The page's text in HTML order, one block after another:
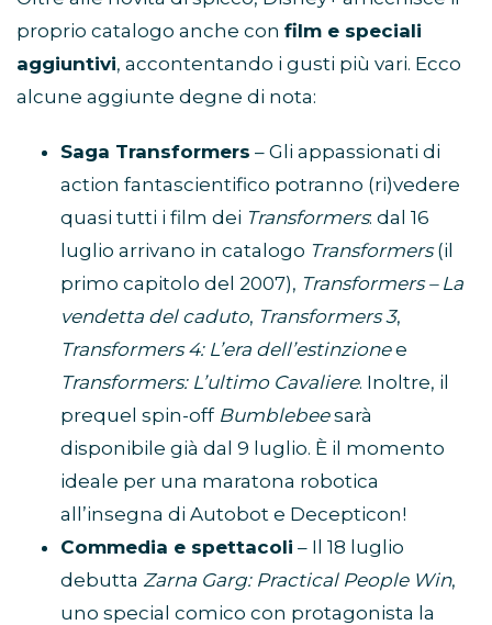
proprio catalogo anche con film e speciali
aggiuntivi, accontentando i gusti più vari. Ecco
alcune aggiunte degne di nota:
Saga Transformers – Gli appassionati di
action fantascientifico potranno (ri)vedere
quasi tutti i film dei Transformers: dal 16
luglio arrivano in catalogo Transformers(il
primo capitolo del 2007), Transformers – La
vendetta del caduto, Transformers 3,
Transformers 4: L’era dell’estinzionee
Transformers: L’ultimo Cavaliere. Inoltre, il
prequel spin-off Bumblebeesarà
disponibile già dal 9 luglio. È il momento
ideale per una maratona robotica
all’insegna di Autobot e Decepticon!
Commedia e spettacoli – Il 18 luglio
debutta Zarna Garg: Practical People Win,
uno special comico con protagonista la